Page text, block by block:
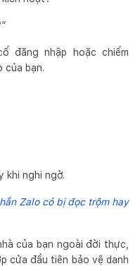
đăng nhập hoặc chiếm
của bạn.
khi nghi ngờ.
Zalo có bị đọc trộm hay
của bạn ngoài đời thực,
cửa đầu tiên bảo vệ danh